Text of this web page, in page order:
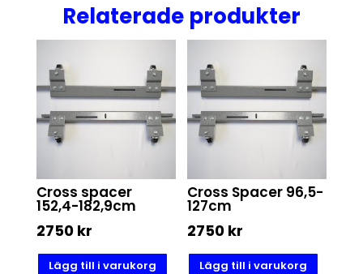
Relaterade produkter
Cross spacer
152,4-182,9cm
2750 kr
Lägg till i varukorg
Cross Spacer 96,5-
127cm
2750 kr
Lägg till i varukorg